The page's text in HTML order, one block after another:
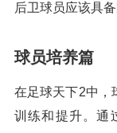
后卫球员应该具
球员培养篇
在足球天下2中，
训练和提升。通